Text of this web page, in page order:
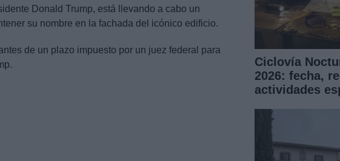
Donald Trump, está llevando a cabo un
su nombre en la fachada del icónico edificio.
de un plazo impuesto por un juez federal para
Ciclovía
2026: fecha,
actividades